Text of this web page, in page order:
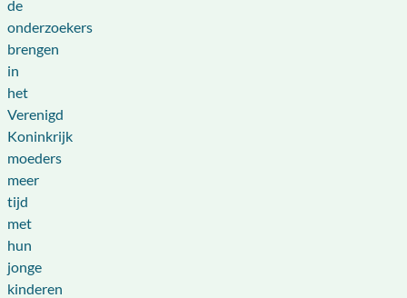
de
onderzoekers
brengen
in
het
Verenigd
Koninkrijk
moeders
meer
tijd
met
hun
jonge
kinderen